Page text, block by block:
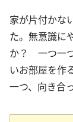
家が片付かな
た。無意識に
か？ 一つ一
いお部屋を作
一つ、向き合